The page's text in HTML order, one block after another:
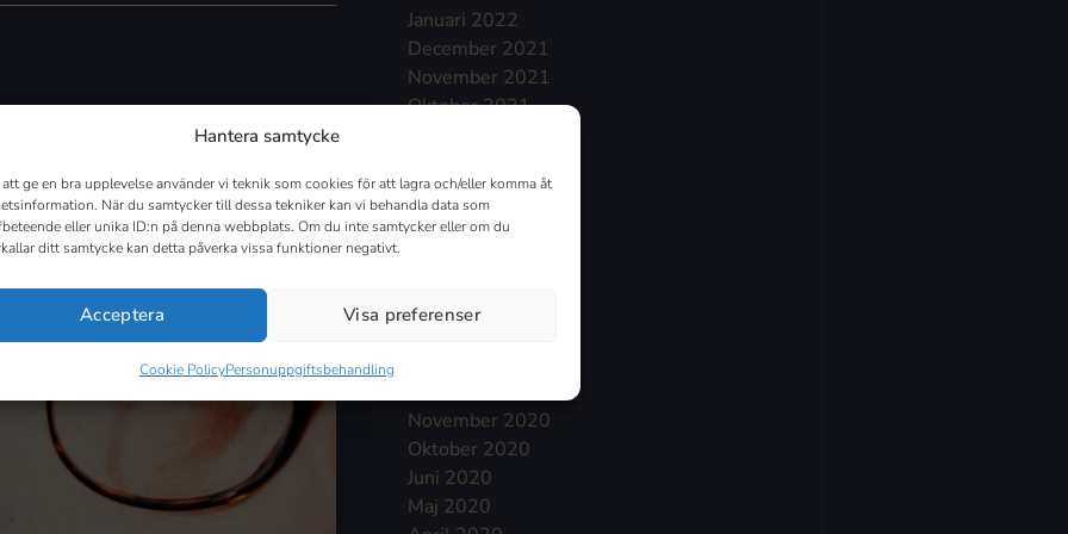
Hantera samtycke
att ge en bra upplevelse använder vi teknik som cookies för att lagra och/eller komma åt
När du samtycker till dessa tekniker kan vi behandla data som
eller unika ID:n på denna webbplats. Om du inte samtycker eller om du
ditt samtycke kan detta påverka vissa funktioner negativt.
Acceptera Visa preferenser
Cookie PolicyPersonuppgiftsbehandling
alla verksamhetsområden. Med
geografisk plats eller
Januari 2022
December 2021
November 2021
Oktober 2021
Juli 2021
Juni 2021
Mars 2021
November 2020
Oktober 2020
Juni 2020
Maj 2020